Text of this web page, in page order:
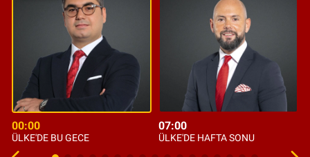
00:00
ÜLKE'DE BU GECE
07:00
ÜLKE'DE HAFTA SONU